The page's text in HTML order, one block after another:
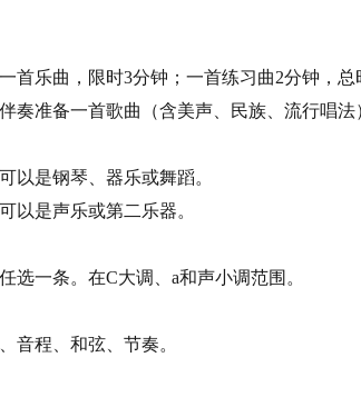
首乐曲，限时3分钟；一首练习曲2分钟，总
奏准备一首歌曲（含美声、民族、流行唱法
以是钢琴、器乐或舞蹈。
以是声乐或第二乐器。
选一条。在C大调、a和声小调范围。
音程、和弦、节奏。